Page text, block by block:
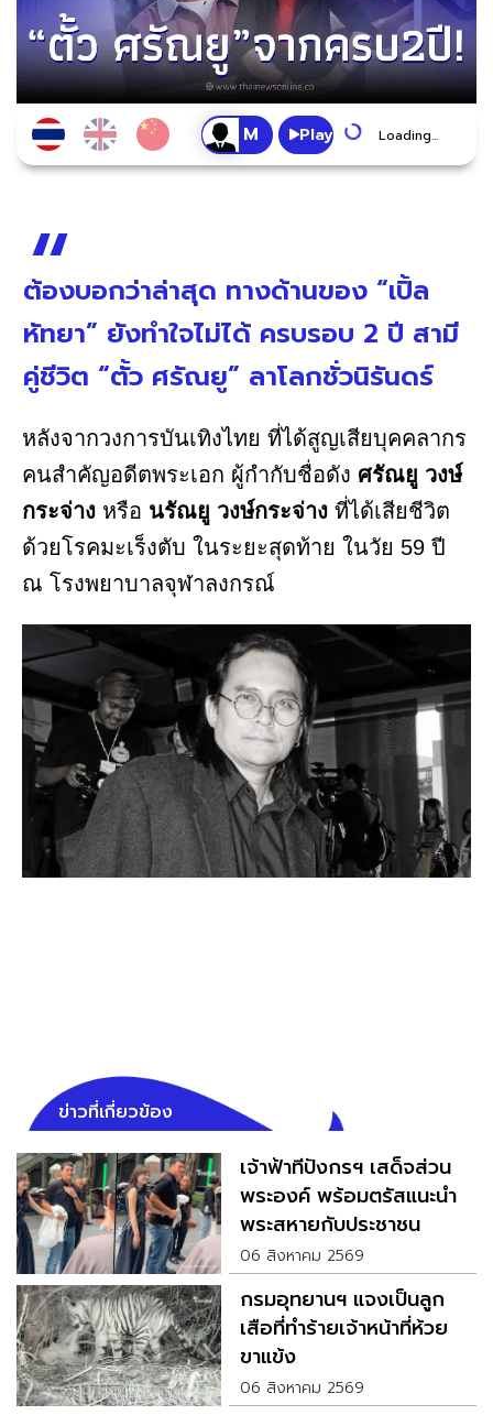
Play Loading...
ต้องบอกว่าล่าสุด ทางด้านของ “เปิ้ล
หัทยา” ยังทำใจไม่ได้ ครบรอบ 2 ปี สามี
คู่ชีวิต “ตั้ว ศรัณยู” ลาโลกชั่วนิรันดร์
หลังจากวงการบันเทิงไทย ที่ได้สูญเสียบุคคลากร
คนสำคัญอดีตพระเอก ผู้กำกับชื่อดัง ศรัณยู วงษ์
กระจ่าง หรือ นรัณยู วงษ์กระจ่าง ที่ได้เสียชีวิต
ด้วยโรคมะเร็งตับ ในระยะสุดท้าย ในวัย 59 ปี
ณ โรงพยาบาลจุฬาลงกรณ์
ข่าวที่เกี่ยวข้อง
เจ้าฟ้าทีปังกรฯ เสด็จส่วน
พระองค์ พร้อมตรัสแนะนำ
พระสหายกับประชาชน
06 สิงหาคม 2569
กรมอุทยานฯ แจงเป็นลูก
เสือที่ทำร้ายเจ้าหน้าที่ห้วย
ขาแข้ง
06 สิงหาคม 2569